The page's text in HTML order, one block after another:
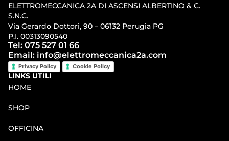
ELETTROMECCANICA 2A DI ASCENSI ALBERTINO & C.
S.N.C.
Via Gerardo Dottori, 90 – 06132 Perugia PG
P.I. 00313090540
Tel: 075 527 01 66
Email: info@elettromeccanica2a.com
Privacy Policy Cookie Policy
LINKS UTILI
HOME
SHOP
OFFICINA